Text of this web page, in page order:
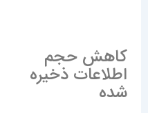
کاهش حجم
اطلاعات ذخیره
شده